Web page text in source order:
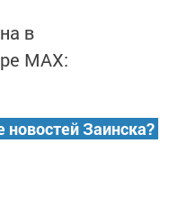
в
MАХ:
Заинска?